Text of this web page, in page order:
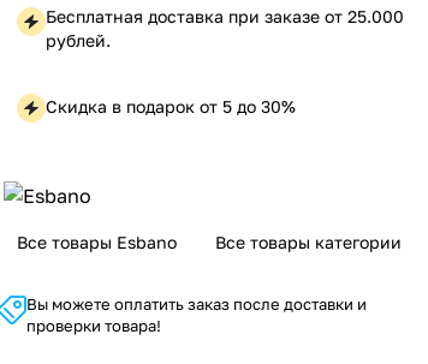
Бесплатная доставка при заказе от 25.000
рублей.
Скидка в подарок от 5 до 30%
Все товары Esbano Все товары категории
Вы можете оплатить заказ после доставки и
проверки товара!